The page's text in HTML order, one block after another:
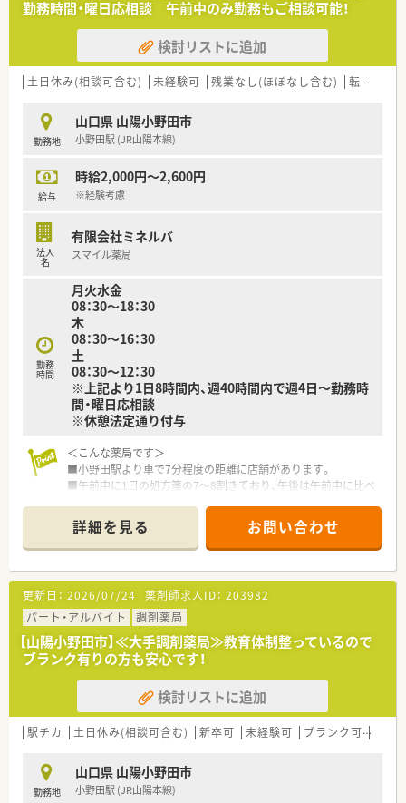
■山口県宇部市に3店舗展開しております。
■民医連（全日本民主医療機関連合会）に加盟しています。
■全店舗統一の機材を導入しており、電子薬歴（グーコ）、散剤分
包機（ユヤマ）、全自動分包機（トーショー）ミスゼロ子がございま
すのでヒューマンエラーを防ぎながら、患者様との対人業務に専
の間違いがないよう手元にカメラが映るようにしておりますの
で薬剤師・事務員ともに安心して就業して頂けます。
■配食サービスが店舗に来られますのでお弁当が必要な方は事
■会社全体として平均残業時間は10時間/月程度、年間休日110
～111日、有給休暇消化日数は平均9日、平均年齢45歳です。
方もいらっしゃいます。
■地域支援体制加算も取得しており、ジェネリック比率も90％
を超えております。
＜こんな方にもおすすめ＞
■地域に根付いた薬局で地域医療に貢献したい方
■オンとオフ切り替えてメリハリつけて勤務したい方
勤務時間・曜日応相談 午前中のみ勤務もご相談可能！
検討リストに追加
土日休み(相談可含む) 未経験可 残業なし(ほぼなし含む) 転勤なし
勤務地
山口県 山陽小野田市
小野田駅 (JR山陽本線)
給与
時給2,000円～2,600円
※経験考慮
法人
名
有限会社ミネルバ
スマイル薬局
勤務
時間
月火水金
08：30～18：30
木
08：30～16：30
土
08：30～12：30
※上記より1日8時間内、週40時間内で週4日～勤務時
間・曜日応相談
※休憩法定通り付与
＜こんな薬局です＞
■小野田駅より車で7分程度の距離に店舗があります。
■午前中に1日の処方箋の7～8割きており、午後は午前中に比べ
■投薬台は2箇所あり、待合室は6名程度座ることができます。
■門前が18時に締めるため、基本的に18時以降の患者様は少な
く18時以降は片付け作業などがメインです。
■薬剤師 常勤1名、パート3名、事務2名です。
＜業務内容＞
■近隣のクリニックより内科をメインに処方応需しています。
■処方箋枚数は約40枚/日程度です。
＜研修制度＞
■現場の先輩薬剤師より指導を受けて頂きます。
＜法人特徴＞
■山陽小野田市に1店舗運営する調剤薬局です。
新規で立ち上げた店舗になります。
■在宅医療（個人宅13名、施設30床を1箇所）を行っており、社用
車にて行っております。（14日処方がメイン）
詳細を見る お問い合わせ
更新日： 2026/07/24 薬剤師求人ID： 203982
パート・アルバイト
調剤薬局
【山陽小野田市】≪大手調剤薬局≫教育体制整っているので
ブランク有りの方も安心です！
検討リストに追加
駅チカ 土日休み(相談可含む) 新卒可 未経験可 ブランク可
勤務地
山口県 山陽小野田市
小野田駅 (JR山陽本線)